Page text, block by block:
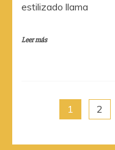
estilizado llama
Leer más
1 2